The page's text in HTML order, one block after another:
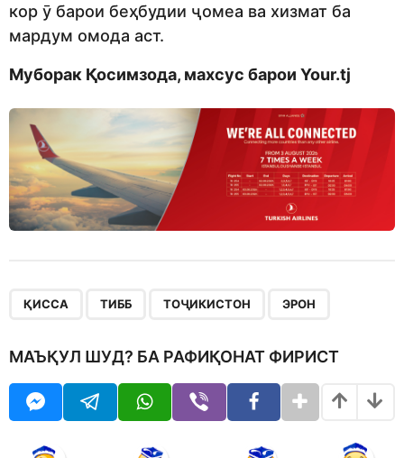
кор ӯ барои беҳбудии ҷомеа ва хизмат ба
мардум омода аст.
Муборак Қосимзода, махсус барои Your.tj
ҚИССА ТИББ ТОҶИКИСТОН ЭРОН
МАЪҚУЛ ШУД? БА РАФИҚОНАТ ФИРИСТ